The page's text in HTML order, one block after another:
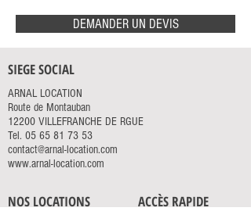
DEMANDER UN DEVIS
SIEGE SOCIAL
ARNAL LOCATION
Route de Montauban
12200 VILLEFRANCHE DE RGUE
Tel. 05 65 81 73 53
contact@arnal-location.com
www.arnal-location.com
NOS LOCATIONS ACCÈS RAPIDE